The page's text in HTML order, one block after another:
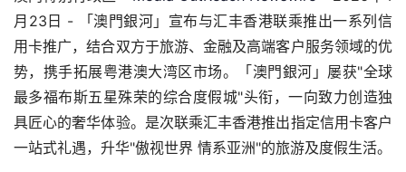
月23日 - 「澳門銀河」宣布与汇丰香港联乘推出一系列信
用卡推广，结合双方于旅游、金融及高端客户服务领域的优
势，携手拓展粤港澳大湾区市场。「澳門銀河」屡获"全球
最多福布斯五星殊荣的综合度假城"头衔，一向致力创造独
具匠心的奢华体验。是次联乘汇丰香港推出指定信用卡客户
一站式礼遇，升华"傲视世界 情系亚洲"的旅游及度假生活。